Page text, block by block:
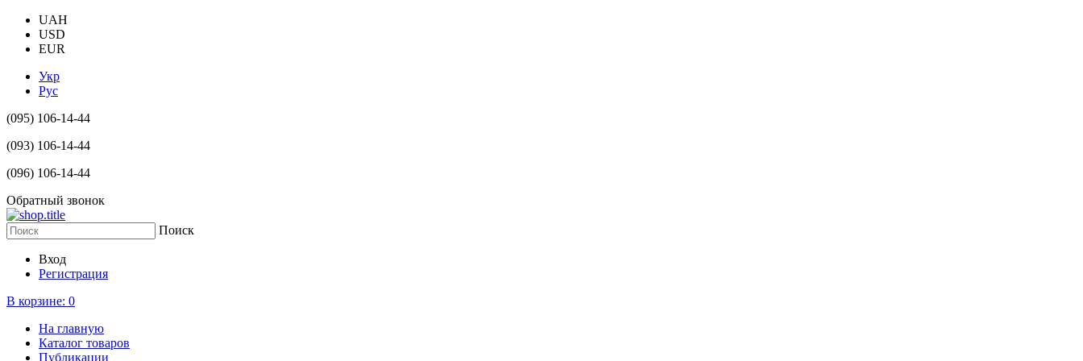
UAH
USD
EUR
Укр
Рус
(095) 106-14-44
(093) 106-14-44
(096) 106-14-44
Обратный звонок
Поиск
Вход
Регистрация
В корзине: 0
На главную
Каталог товаров
Публикации